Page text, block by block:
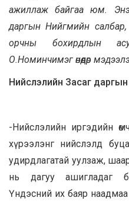
ажиллаж байгаа юм.
даргын Нийгмийн салбар,
орчны бохирдлын
О.Номинчимэг өнөөдөр мэдээлэл
Нийслэлийн Засаг
-Нийслэлийн иргэдийн
хүрээлэнг нийслэлд
удирдлагатай уулзаж,
нь дагуу ашигладаг
Үндэсний их баяр